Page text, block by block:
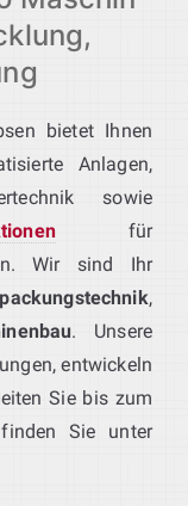
bietet Ihnen
Anlagen,
sowie
für
Wir sind Ihr
,
. Unsere
entwickeln
Sie bis zum
Sie unter